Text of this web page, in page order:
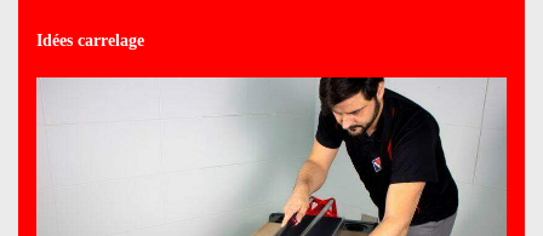
Idées carrelage